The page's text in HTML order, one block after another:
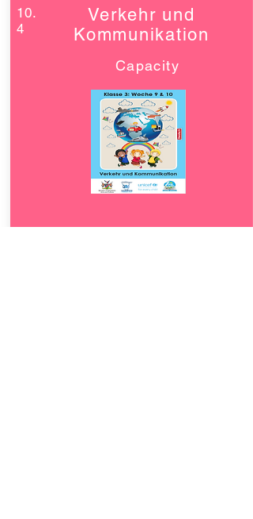
10.
4
Verkehr und
Kommunikation
Capacity